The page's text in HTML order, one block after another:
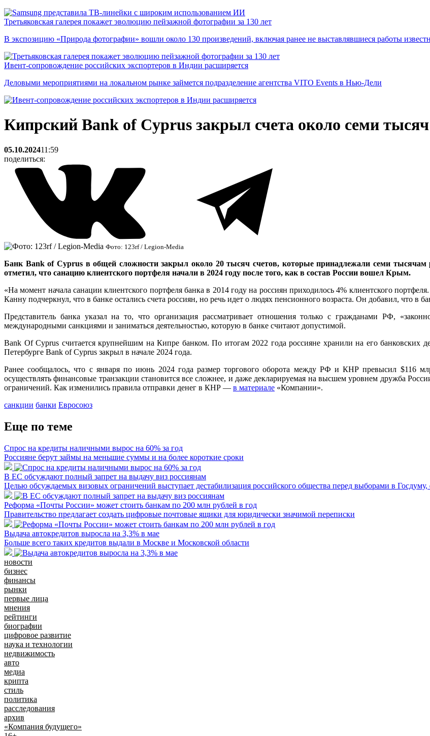
Третьяковская галерея покажет эволюцию пейзажной фотографии за 130 лет
В экспозицию «Природа фотографии» вошли около 130 произведений, включая ранее не выставлявшиеся работы
Ивент-сопровождение российских экспортеров в Индии расширяется
Деловыми мероприятиями на локальном рынке займется подразделение агентства VITO Events в Нью-Дели
Кипрский Bank of Cyprus закрыл счета около семи
05.10.202411:59
поделиться:
Фото: 123rf / Legion-Media
Банк Bank of Cyprus в общей сложности закрыл около 20 тысяч счетов, которые принадлежали семи тысячам
отметил, что санацию клиентского портфеля начали в 2024 году после того, как в состав России вошел Крым.
«На момент начала санации клиентского портфеля банка в 2014 году на россиян приходилось 4% клиентского
Канну подчеркнул, что в банке остались счета россиян, но речь идет о людях пенсионного возраста. Он добавил, что в
Представитель банка указал на то, что организация рассматривает отношения только с гражданами РФ,
международными санкциями и заниматься деятельностью, которую в банке считают допустимой.
Bank Of Cyprus считается крупнейшим на Кипре банком. По итогам 2022 года россияне хранили на его банковских
Петербурге Bank of Cyprus закрыл в начале 2024 года.
Ранее сообщалось, что с января по июнь 2024 года размер торгового оборота между РФ и КНР превысил $116
осуществлять финансовые транзакции становится все сложнее, и даже декларируемая на высшем уровнем дружба
ограничений. Как изменились правила отправки денег в КНР — в материале «Компании».
санкции банки Евросоюз
Еще по теме
Спрос на кредиты наличными вырос на 60% за год
Россияне берут займы на меньшие суммы и на более короткие сроки
В ЕС обсуждают полный запрет на выдачу виз россиянам
Целью обсуждаемых визовых ограничений выступает дестабилизация российского общества перед выборами в Госдуму,
Реформа «Почты России» может стоить банкам по 200 млн рублей в год
Правительство предлагает создать цифровые почтовые ящики для юридически значимой переписки
Выдача автокредитов выросла на 3,3% в мае
Больше всего таких кредитов выдали в Москве и Московской области
новости
бизнес
финансы
рынки
первые лица
мнения
рейтинги
биографии
цифровое развитие
наука и технологии
недвижимость
авто
медиа
крипта
стиль
политика
расследования
архив
«Компания будущего»